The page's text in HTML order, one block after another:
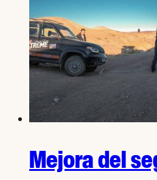
Mejora del